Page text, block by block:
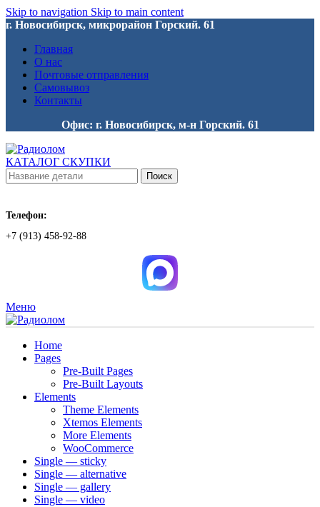
Skip to navigation Skip to main content
г. Новосибирск, микрорайон Горский. 61
Главная
О нас
Почтовые отправления
Самовывоз
Контакты
Офис: г. Новосибирск, м-н Горский. 61
КАТАЛОГ СКУПКИ
Поиск
Телефон:
+7 (913) 458-92-88
Меню
Home
Pages
Pre-Built Pages
Pre-Built Layouts
Elements
Theme Elements
Xtemos Elements
More Elements
WooCommerce
Single — sticky
Single — alternative
Single — gallery
Single — video